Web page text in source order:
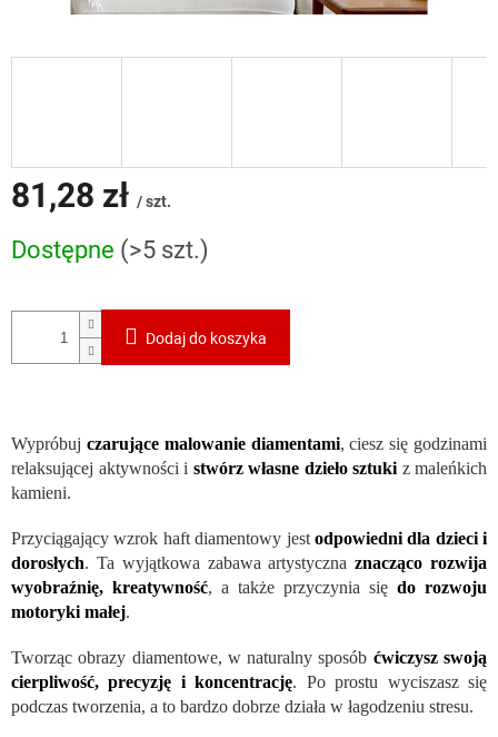
81,28 zł / szt.
jednostkowa:
Dostępne (>5 szt.)
Dodaj do koszyka
Wypróbuj czarujące malowanie diamentami, ciesz się godzinami
relaksującej aktywności i stwórz własne dzieło sztuki z maleńkich
kamieni.
Przyciągający wzrok haft diamentowy jest odpowiedni dla dzieci i
dorosłych. Ta wyjątkowa zabawa artystycznaznacząco rozwija
wyobraźnię, kreatywność, a także przyczynia się do rozwoju
motoryki małej.
Tworząc obrazy diamentowe, w naturalny sposób ćwiczysz swoją
cierpliwość, precyzję i koncentrację. Po prostu wyciszasz się
podczas tworzenia, a to bardzo dobrze działa w łagodzeniu stresu.